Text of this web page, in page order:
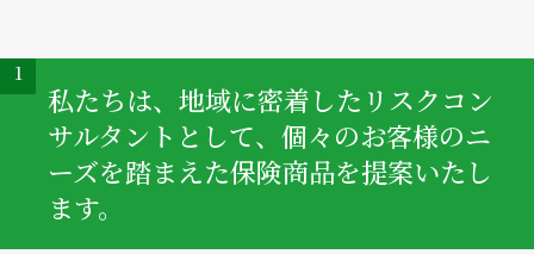
1
私たちは、地域に密着したリスクコン
サルタントとして、個々のお客様のニ
ーズを踏まえた保険商品を提案いたし
ます。